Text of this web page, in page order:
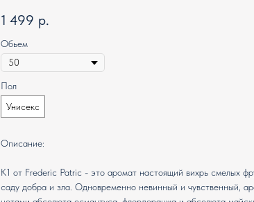
1 499 р.
Обьем
Пол
Унисекс
Описание:
К1 от Frederic Patric - это аромат настоящий вихрь смелых
саду добра и зла. Одновременно невинный и чувственный,